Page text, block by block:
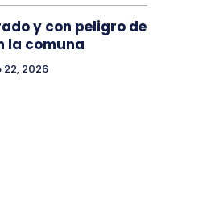
y con peligro de
la comuna
22, 2026